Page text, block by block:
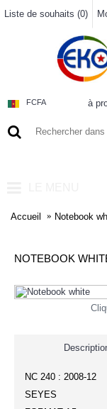
Liste de souhaits (0)
FCFA à
Accueil Notebook
NOTEBOOK
NC 240 : 2008-12
SEYES